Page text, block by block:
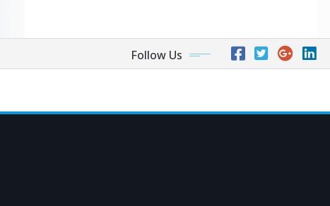
Follow Us